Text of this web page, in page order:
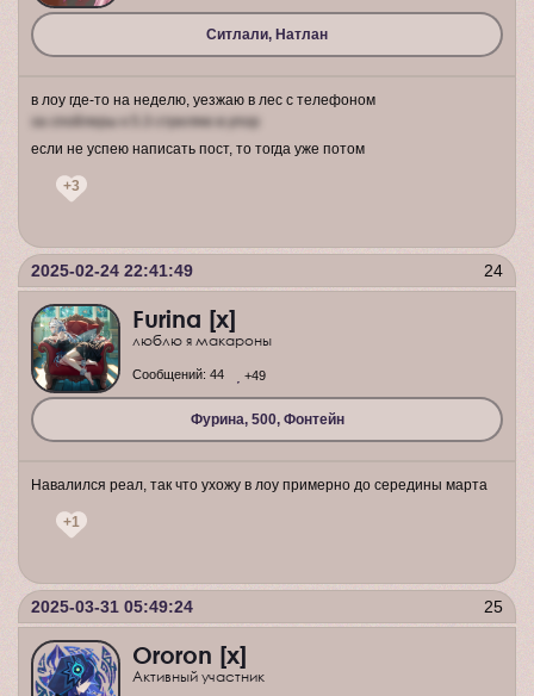
Ситлали, Натлан
в лоу где-то на неделю, уезжаю в лес с телефоном
за спойлеры к 5.3 стреляю в упор
если не успею написать пост, то тогда уже потом
+3
24
2025-02-24 22:41:49
Furina [x]
люблю я макароны
Фурина, 500, Фонтейн
Сообщений: 44 +49
Навалился реал, так что ухожу в лоу примерно до середины марта
+1
25
2025-03-31 05:49:24
Ororon [x]
Активный участник